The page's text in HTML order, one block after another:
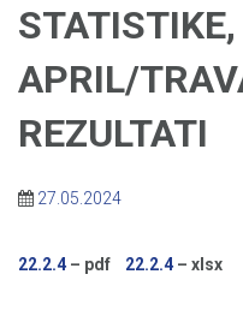
STATISTIKE,
APRIL/
REZULTATI
27.05.2024
22.2.4 – pdf 22.2.4 – xlsx